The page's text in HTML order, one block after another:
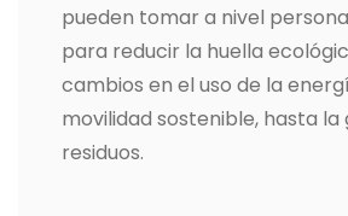
pueden tomar a nivel
para reducir la huella
cambios en el uso de la
movilidad sostenible, hasta la
residuos.